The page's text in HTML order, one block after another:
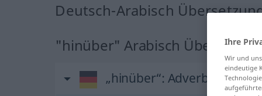
Deutsch-Arabisch
"hinüber" Arabisch
„hinüber“: Adverb
Ihre
Wir und
eindeutige